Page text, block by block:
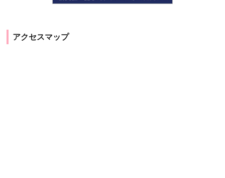
アクセスマップ